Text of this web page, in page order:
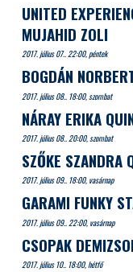
UNITED
MUJAHID ZOLI
2017. július 07.. 22:00, péntek
BOGDÁN
2017. július 08.. 18:00, szombat
NÁRAY ERIKA
2017. július 08.. 20:00, szombat
SZŐKE SZANDRA
2017. július 09.. 18:00, vasárnap
GARAMI FUNKY
2017. július 09.. 22:00, vasárnap
CSOPAK
2017. július 10.. 18:00, hétfő